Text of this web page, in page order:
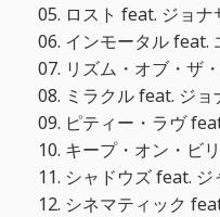
05. ロスト feat. ジョ
06. インモータル feat.
07. リズム・オブ・ザ
08. ミラクル feat. ジ
09. ピティー・ラヴ
10. キープ・オン・ビ
11. シャドウズ feat.
12. シネマティック